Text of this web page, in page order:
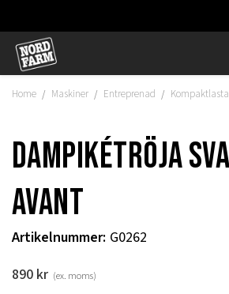
Hoppa
innehåll
Home / Maskiner / Entreprenad /
Dampikétröja
Avant
Artikelnummer: G0262
890 kr (ex. moms)